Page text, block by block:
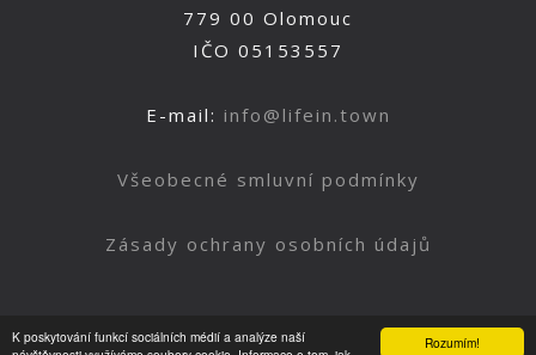
Rozumím!
K poskytování funkcí sociálních médií a analýze naší
779 00 Olomouc
IČO 05153557
E-mail: info@lifein.town
Všeobecné smluvní podmínky
Zásady ochrany osobních údajů